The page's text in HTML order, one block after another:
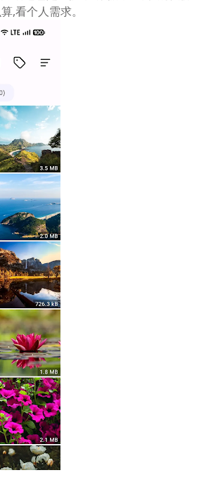
,看个人需求。